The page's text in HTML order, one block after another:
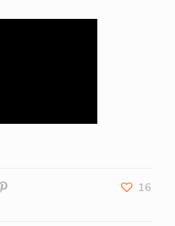
16